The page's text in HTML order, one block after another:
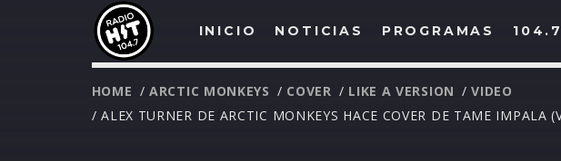
INICIO NOTICIAS PROGRAMAS
HOME /ARCTIC MONKEYS / COVER / LIKE A VERSION /VIDEO
/ ALEX TURNER DE ARCTIC MONKEYS HACE COVER DE TAME IMPALA